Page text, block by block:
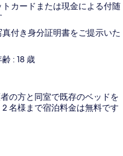
カードまたは現金による付随
付き身分証明書をご提示いた
: 18 歳
の方と同室で既存のベッドを
名様まで宿泊料金は無料です